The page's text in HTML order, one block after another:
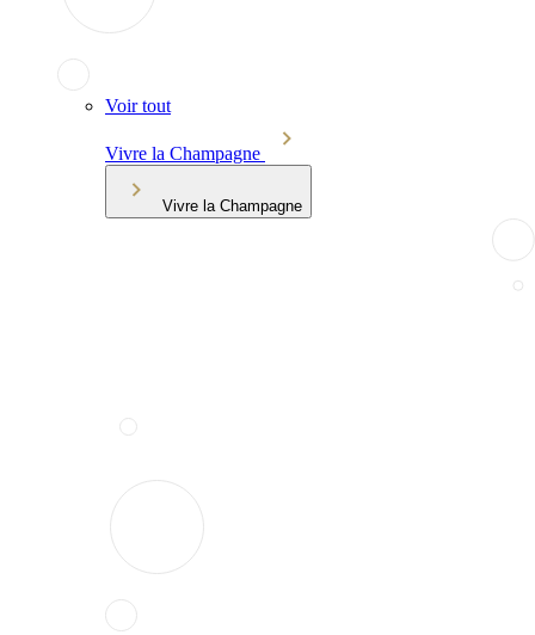
Voir tout
Vivre la Champagne
Vivre la Champagne